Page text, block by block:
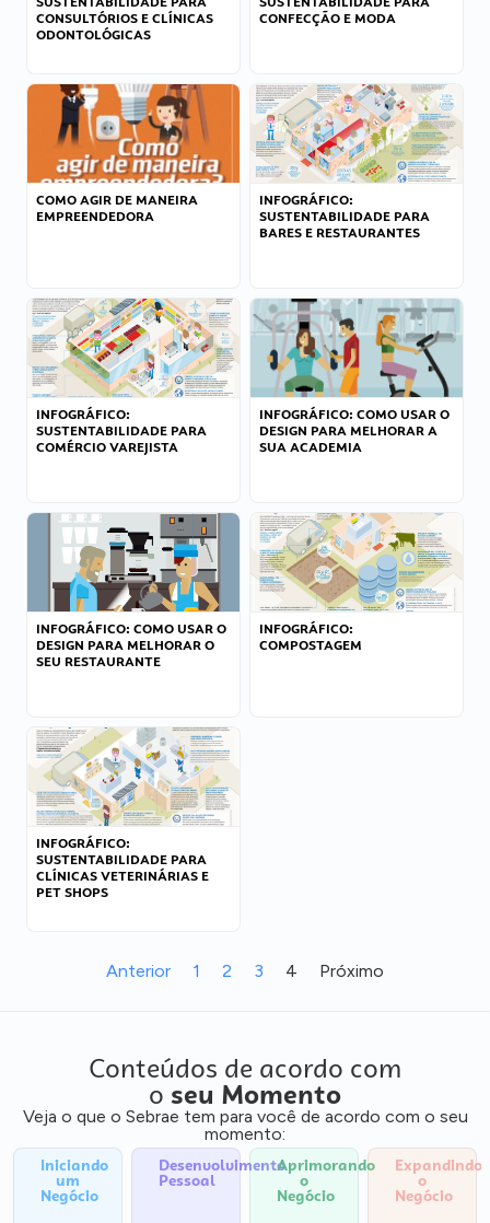
CONSULTÓRIOS E CLÍNICAS
ODONTOLÓGICAS
CONFECÇÃO E MODA
COMO AGIR DE MANEIRA
EMPREENDEDORA
INFOGRÁFICO:
SUSTENTABILIDADE PARA
BARES E RESTAURANTES
INFOGRÁFICO:
SUSTENTABILIDADE PARA
COMÉRCIO VAREJISTA
INFOGRÁFICO: COMO USAR O
DESIGN PARA MELHORAR A
SUA ACADEMIA
INFOGRÁFICO: COMO USAR O
DESIGN PARA MELHORAR O
SEU RESTAURANTE
INFOGRÁFICO:
COMPOSTAGEM
INFOGRÁFICO:
SUSTENTABILIDADE PARA
CLÍNICAS VETERINÁRIAS E
PET SHOPS
Anterior 1 2 3 4 Próximo
Conteúdos de acordo com
o seu Momento
Veja o que o Sebrae tem para você de acordo com o seu
momento:
Iniciando
um
Negócio
Desenvolvimento
Pessoal
Aprimorando
o
Negócio
Expandindo
o
Negócio